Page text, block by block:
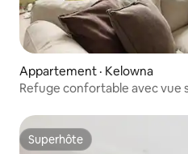
Appartement · Kelowna
Refuge confortable avec vue
Superhôte
Superhôte